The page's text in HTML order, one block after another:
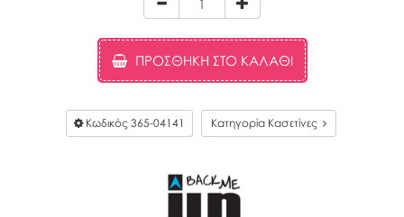
ΠΡΟΣΘΉΚΗ ΣΤΟ ΚΑΛΆΘΙ
Κωδικός 365-04141 Κατηγορία Κασετίνες